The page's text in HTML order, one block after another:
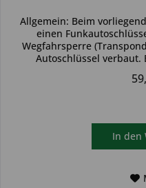
Allgemein: Beim
einen
Wegfahrsperre
Autoschlüssel
In den